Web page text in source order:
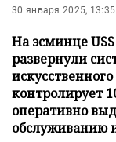
30 января 2025, 13:35
На эсминце
развернули
контролирует
оперативно
обслуживанию